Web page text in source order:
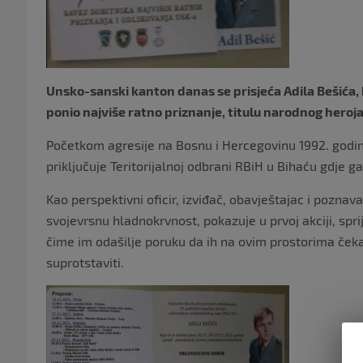
Unsko-sanski kanton danas se prisjeća Adila
ponio najviše ratno priznanje, titulu narodnog
Početkom agresije na Bosnu i Hercegovinu 1992.
priključuje Teritorijalnoj odbrani RBiH u Bihaću gdje
Kao perspektivni oficir, izviđač, obavještajac i
svojevrsnu hladnokrvnost, pokazuje u prvoj akciji,
čime im odašilje poruku da ih na ovim prostorima
suprotstaviti.